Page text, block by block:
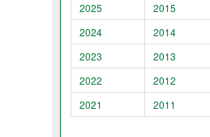
2025
2015
2024
2014
2023
2013
2022
2012
2021
2011